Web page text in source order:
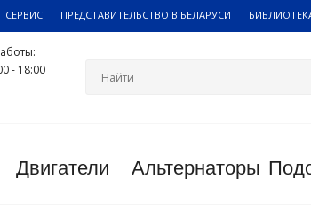
СЕРВИС ПРЕДСТАВИТЕЛЬСТВО В БЕЛАРУСИ
- 18:00
Двигатели Альтернаторы